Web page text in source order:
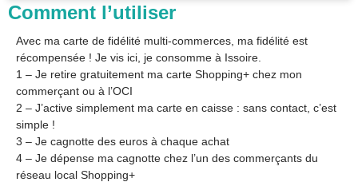
Comment l’utiliser
Avec ma carte de fidélité multi-commerces, ma fidélité est
récompensée ! Je vis ici, je consomme à Issoire.
1 – Je retire gratuitement ma carte Shopping+ chez mon
commerçant ou à l’OCI
2 – J’active simplement ma carte en caisse : sans contact, c’est
simple !
3 – Je cagnotte des euros à chaque achat
4 – Je dépense ma cagnotte chez l’un des commerçants du
réseau local Shopping+